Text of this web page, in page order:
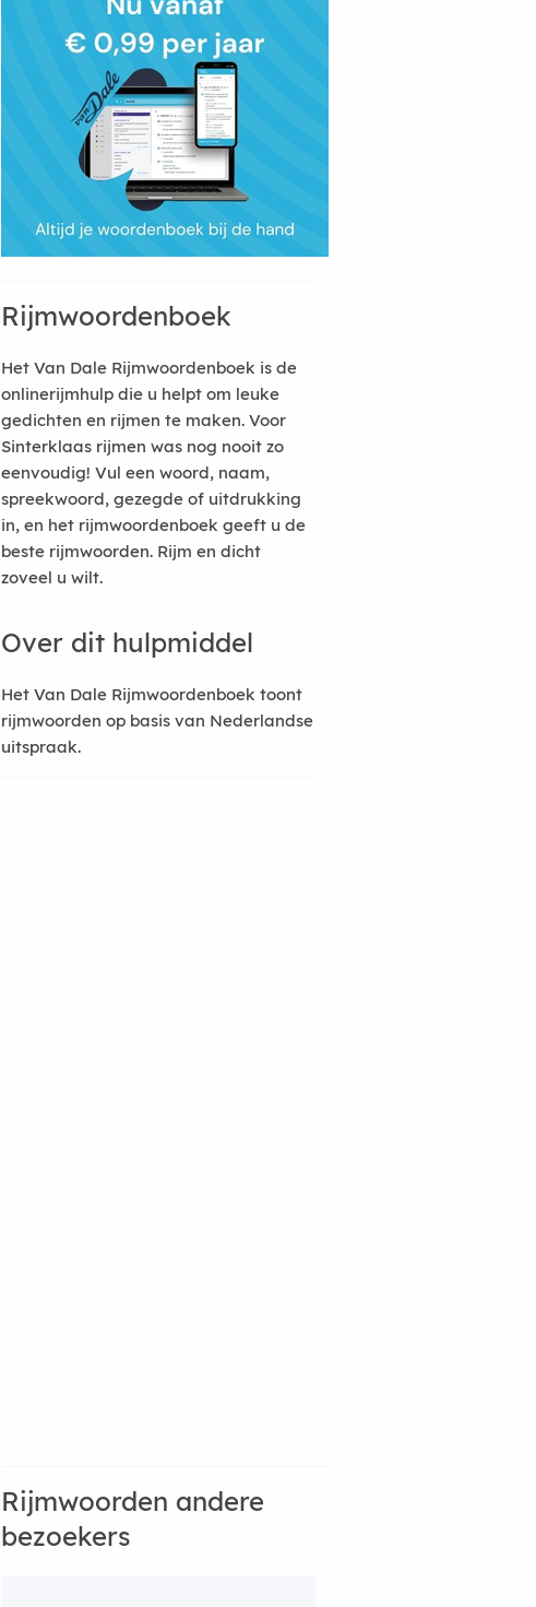
Rijmwoordenboek
Het Van Dale Rijmwoordenboek is de
onlinerijmhulp die u helpt om leuke
gedichten en rijmen te maken. Voor
Sinterklaas rijmen was nog nooit zo
eenvoudig! Vul een woord, naam,
spreekwoord, gezegde of uitdrukking
in, en het rijmwoordenboek geeft u de
beste rijmwoorden. Rijm en dicht
zoveel u wilt.
Over dit hulpmiddel
Het Van Dale Rijmwoordenboek toont
rijmwoorden op basis van Nederlandse
uitspraak.
Rijmwoorden andere
bezoekers